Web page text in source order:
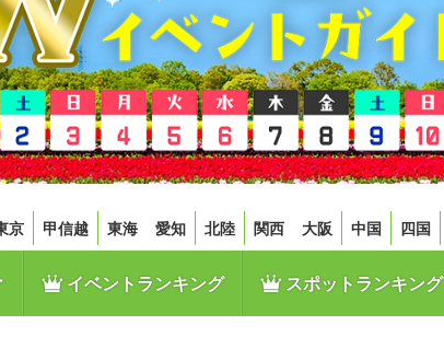
京 甲信越 東海 愛知 北陸 関西 大阪 中国 四国
イベントランキング スポットランキング